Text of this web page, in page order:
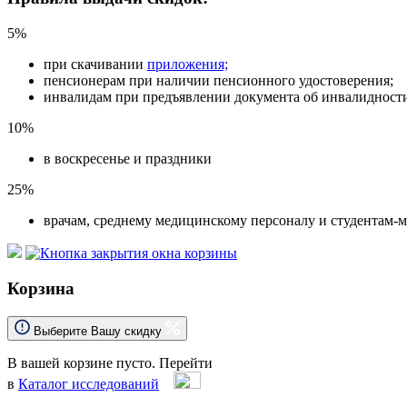
5%
при скачивании приложения;
пенсионерам при наличии пенсионного удостоверения;
инвалидам при предъявлении документа об
10%
в воскресенье и праздники
25%
врачам, среднему медицинскому персоналу и студентам-
Корзина
Выберите Вашу скидку
В вашей корзине пусто. Перейти
в Каталог исследований